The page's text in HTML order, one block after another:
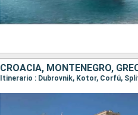
CROACIA, MONTENEGRO,
Itinerario : Dubrovnik, Kotor, Corfú,